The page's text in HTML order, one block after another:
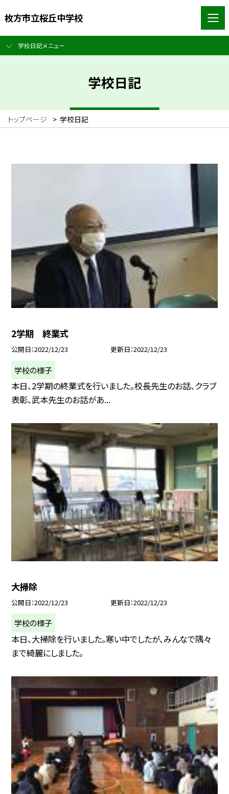
枚方市立桜丘中学校
学校日記メニュー
学校日記
トップページ > 学校日記
2学期 終業式
公開日 2022/12/23 更新日 2022/12/23
学校の様子
本日、2学期の終業式を行いました。校長先生のお話、クラブ
表彰、武本先生のお話があ...
大掃除
公開日 2022/12/23 更新日 2022/12/23
学校の様子
本日、大掃除を行いました。寒い中でしたが、みんなで隅々
まで綺麗にしました。